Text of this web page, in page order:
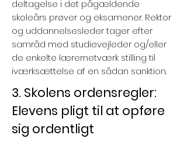
deltagelse i det pågældende
skoleårs prøver og eksamener. Rektor
og uddannelsesleder tager efter
samråd med studievejleder og/eller
de enkelte lærernetværk stilling til
iværksættelse af en sådan sanktion.
3. Skolens ordensregler:
Elevens pligt til at opføre
sig ordentligt